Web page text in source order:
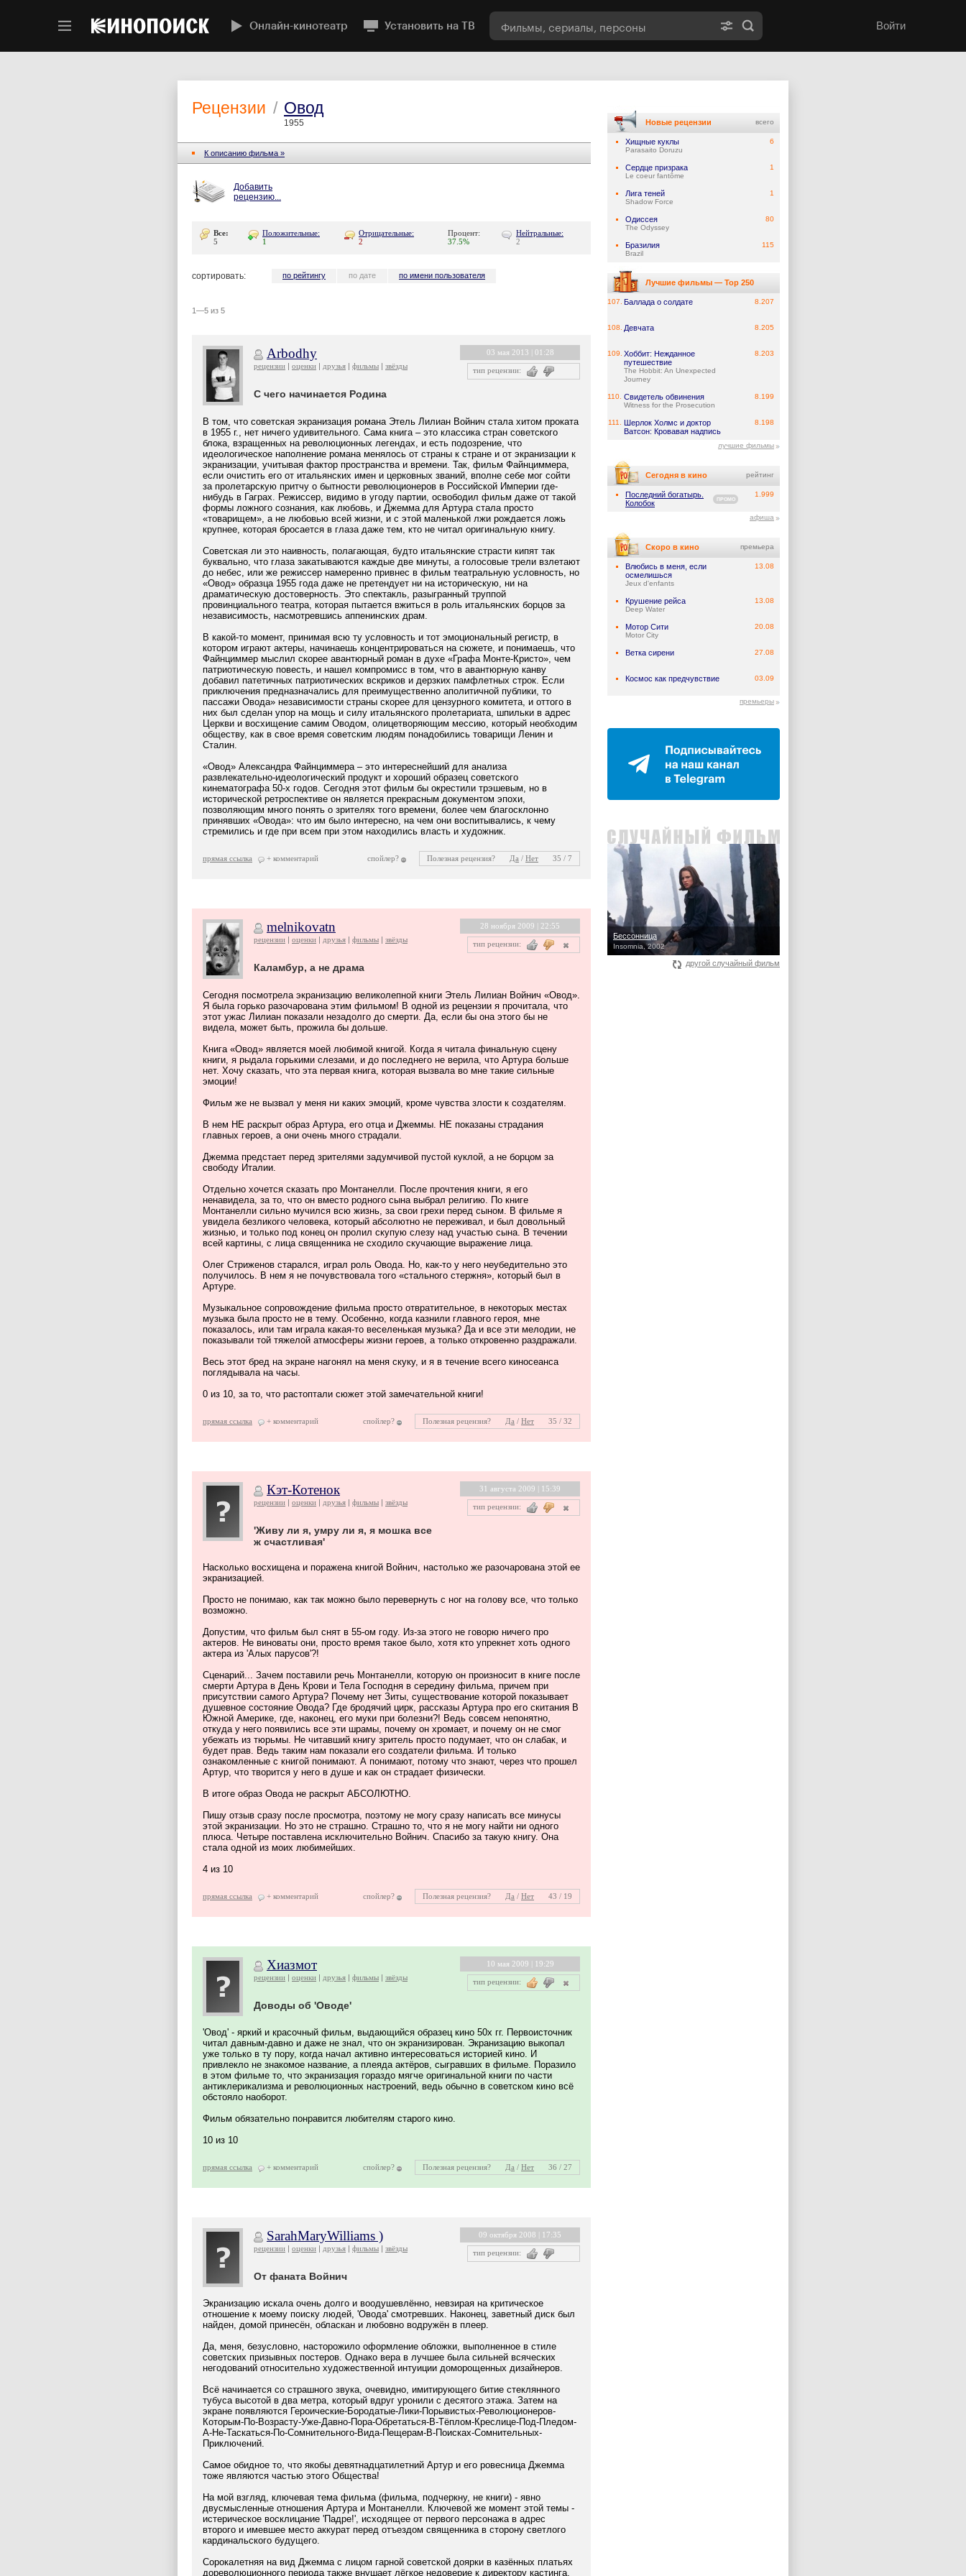
Онлайн-кинотеатр Установить на ТВ Войти
Рецензии / Овод
1955
К описанию фильма »
Добавить
рецензию...
Все:
5
Положительные:
1
Отрицательные:
2
Процент:
37.5%
Нейтральные:
2
сортировать: по рейтингу по дате по имени пользователя
1—5 из 5
Arbodhy
рецензии оценки друзья фильмы звёзды
С чего начинается Родина
В том, что советская экранизация романа Этель Лилиан Войнич стала хитом проката
в 1955 г., нет ничего удивительного. Сама книга – это классика стран советского
блока, взращенных на революционных легендах, и есть подозрение, что
идеологическое наполнение романа менялось от страны к стране и от экранизации к
экранизации, учитывая фактор пространства и времени. Так, фильм Файнциммера,
если очистить его от итальянских имен и церковных званий, вполне себе мог сойти
за пролетарскую притчу о бытности революционеров в Российской Империи где-
нибудь в Гаграх. Режиссер, видимо в угоду партии, освободил фильм даже от такой
формы ложного сознания, как любовь, и Джемма для Артура стала просто
«товарищем», а не любовью всей жизни, и с этой маленькой лжи рождается ложь
крупнее, которая бросается в глаза даже тем, кто не читал оригинальную книгу.
Советская ли это наивность, полагающая, будто итальянские страсти кипят так
буквально, что глаза закатываются каждые две минуты, а голосовые трели взлетают
до небес, или же режиссер намеренно привнес в фильм театральную условность, но
«Овод» образца 1955 года даже не претендует ни на историческую, ни на
драматическую достоверность. Это спектакль, разыгранный труппой
провинциального театра, которая пытается вжиться в роль итальянских борцов за
независимость, насмотревшись аппенинских драм.
В какой-то момент, принимая всю ту условность и тот эмоциональный регистр, в
котором играют актеры, начинаешь концентрироваться на сюжете, и понимаешь, что
Файнциммер мыслил скорее авантюрный роман в духе «Графа Монте-Кристо», чем
патриотическую повесть, и нашел компромисс в том, что в авантюрную канву
добавил патетичных патриотических вскриков и дерзких памфлетных строк. Если
приключения предназначались для преимущественно аполитичной публики, то
пассажи Овода» независимости страны скорее для цензурного комитета, и оттого в
них был сделан упор на мощь и силу итальянского пролетариата, шпильки в адрес
Церкви и восхищение самим Оводом, олицетворяющим мессию, который необходим
обществу, как в свое время советским людям понадобились товарищи Ленин и
Сталин.
«Овод» Александра Файнциммера – это интереснейший для анализа
развлекательно-идеологический продукт и хороший образец советского
кинематографа 50-х годов. Сегодня этот фильм бы окрестили трэшевым, но в
исторической ретроспективе он является прекрасным документом эпохи,
позволяющим много понять о зрителях того времени, более чем благосклонно
принявших «Овода»: что им было интересно, на чем они воспитывались, к чему
стремились и где при всем при этом находились власть и художник.
прямая ссылка + комментарий Полезная рецензия?
спойлер? Да / Нет 35 / 7
03 мая 2013 | 01:28
тип рецензии:
melnikovatn
рецензии оценки друзья фильмы звёзды
Каламбур, а не драма
Сегодня посмотрела экранизацию великолепной книги Этель Лилиан Войнич «Овод».
Я была горько разочарована этим фильмом! В одной из рецензии я прочитала, что
этот ужас Лилиан показали незадолго до смерти. Да, если бы она этого бы не
видела, может быть, прожила бы дольше.
Книга «Овод» является моей любимой книгой. Когда я читала финальную сцену
книги, я рыдала горькими слезами, и до последнего не верила, что Артура больше
нет. Хочу сказать, что эта первая книга, которая вызвала во мне такие сильные
эмоции!
Фильм же не вызвал у меня ни каких эмоций, кроме чувства злости к создателям.
В нем НЕ раскрыт образ Артура, его отца и Джеммы. НЕ показаны страдания
главных героев, а они очень много страдали.
Джемма предстает перед зрителями задумчивой пустой куклой, а не борцом за
свободу Италии.
Отдельно хочется сказать про Монтанелли. После прочтения книги, я его
ненавидела, за то, что он вместо родного сына выбрал религию. По книге
Монтанелли сильно мучился всю жизнь, за свои грехи перед сыном. В фильме я
увидела безликого человека, который абсолютно не переживал, и был довольный
жизнью, и только под конец он пролил скупую слезу над участью сына. В течении
всей картины, с лица священника не сходило скучающие выражение лица.
Олег Стриженов старался, играл роль Овода. Но, как-то у него неубедительно это
получилось. В нем я не почувствовала того «стального стержня», который был в
Артуре.
Музыкальное сопровождение фильма просто отвратительное, в некоторых местах
музыка была просто не в тему. Особенно, когда казнили главного героя, мне
показалось, или там играла какая-то веселенькая музыка? Да и все эти мелодии, не
показывали той тяжелой атмосферы жизни героев, а только откровенно раздражали.
Весь этот бред на экране нагонял на меня скуку, и я в течение всего киносеанса
поглядывала на часы.
0 из 10, за то, что растоптали сюжет этой замечательной книги!
прямая ссылка + комментарий Полезная рецензия?
спойлер? Да / Нет 35 / 32
28 ноября 2009 | 22:55
тип рецензии:
Кэт-Котенок
рецензии оценки друзья фильмы звёзды
'Живу ли я, умру ли я, я мошка все
ж счастливая'
Насколько восхищена и поражена книгой Войнич, настолько же разочарована этой ее
экранизацией.
Просто не понимаю, как так можно было перевернуть с ног на голову все, что только
возможно.
Допустим, что фильм был снят в 55-ом году. Из-за этого не говорю ничего про
актеров. Не виноваты они, просто время такое было, хотя кто упрекнет хоть одного
актера из 'Алых парусов'?!
Сценарий... Зачем поставили речь Монтанелли, которую он произносит в книге после
смерти Артура в День Крови и Тела Господня в середину фильма, причем при
присутствии самого Артура? Почему нет Зиты, существование которой показывает
душевное состояние Овода? Где бродячий цирк, рассказы Артура про его скитания В
Южной Америке, где, наконец, его муки при болезни?! Ведь совсем непонятно,
откуда у него появились все эти шрамы, почему он хромает, и почему он не смог
убежать из тюрьмы. Не читавший книгу зритель просто подумает, что он слабак, и
будет прав. Ведь таким нам показали его создатели фильма. И только
ознакомленные с книгой понимают. А понимают, потому что знают, через что прошел
Артур, что творится у него в душе и как он страдает физически.
В итоге образ Овода не раскрыт АБСОЛЮТНО.
Пишу отзыв сразу после просмотра, поэтому не могу сразу написать все минусы
этой экранизации. Но это не страшно. Страшно то, что я не могу найти ни одного
плюса. Четыре поставлена исключительно Войнич. Спасибо за такую книгу. Она
стала одной из моих любимейших.
4 из 10
прямая ссылка + комментарий Полезная рецензия?
спойлер? Да / Нет 43 / 19
31 августа 2009 | 15:39
тип рецензии:
Хиазмот
рецензии оценки друзья фильмы звёзды
Доводы об 'Оводе'
'Овод' - яркий и красочный фильм, выдающийся образец кино 50х гг. Первоисточник
читал давным-давно и даже не знал, что он экранизирован. Экранизацию выкопал
уже только в ту пору, когда начал активно интересоваться историей кино. И
привлекло не знакомое название, а плеяда актёров, сыгравших в фильме. Поразило
в этом фильме то, что экранизация гораздо мягче оригинальной книги по части
антиклерикализма и революционных настроений, ведь обычно в советском кино всё
обстояло наоборот.
Фильм обязательно понравится любителям старого кино.
10 из 10
прямая ссылка + комментарий Полезная рецензия?
спойлер? Да / Нет 36 / 27
10 мая 2009 | 19:29
тип рецензии:
SarahMaryWilliams )
рецензии оценки друзья фильмы звёзды
От фаната Войнич
Экранизацию искала очень долго и воодушевлённо, невзирая на критическое
отношение к моему поиску людей, 'Овода' смотревших. Наконец, заветный диск был
найден, домой принесён, обласкан и любовно водружён в плеер.
Да, меня, безусловно, насторожило оформление обложки, выполненное в стиле
советских призывных постеров. Однако вера в лучшее была сильней всяческих
негодований относительно художественной интуиции доморощенных дизайнеров.
Всё начинается со страшного звука, очевидно, имитирующего битие стеклянного
тубуса высотой в два метра, который вдруг уронили с десятого этажа. Затем на
экране появляются Героические-Бородатые-Лики-Порывистых-Революционеров-
Которым-По-Возрасту-Уже-Давно-Пора-Обретаться-В-Тёплом-Креслице-Под-Пледом-
А-Не-Таскаться-По-Сомнительного-Вида-Пещерам-В-Поисках-Сомнительных-
Приключений.
Самое обидное то, что якобы девятнадцатилетний Артур и его ровесница Джемма
тоже являются частью этого Общества!
На мой взгляд, ключевая тема фильма (фильма, подчеркну, не книги) - явно
двусмысленные отношения Артура и Монтанелли. Ключевой же момент этой темы -
истерическое восклицание 'Падре!', исходящее от первого персонажа в адрес
второго и имевшее место аккурат перед отъездом священника в сторону светлого
кардинальского будущего.
Сорокалетняя на вид Джемма с лицом гарной советской доярки в казённых платьях
дореволюционного периода также внушает лёгкое недоверие к директору кастинга.
09 октября 2008 | 17:35
тип рецензии:
Новые рецензии всего
Хищные куклы
Parasaito Doruzu
6
Сердце призрака
Le coeur fantôme
1
Лига теней
Shadow Force
1
Одиссея
The Odyssey
80
Бразилия
Brazil
115
Лучшие фильмы — Top 250
107. Баллада о солдате 8.207
108. Девчата 8.205
109. Хоббит: Нежданное
путешествие
The Hobbit: An Unexpected
Journey
8.203
110. Свидетель обвинения
Witness for the Prosecution
8.199
111.
Шерлок Холмс и доктор
Ватсон: Кровавая надпись
8.198
лучшие фильмы
Сегодня в кино рейтинг
Последний богатырь.
Колобок
ПРОМО
1.999
афиша
Скоро в кино премьера
Влюбись в меня, если
осмелишься
Jeux d'enfants
13.08
Крушение рейса
Deep Water
13.08
Мотор Сити
Motor City
20.08
Ветка сирени 27.08
Космос как предчувствие 03.09
премьеры
Бессонница
Insomnia, 2002
другой случайный фильм